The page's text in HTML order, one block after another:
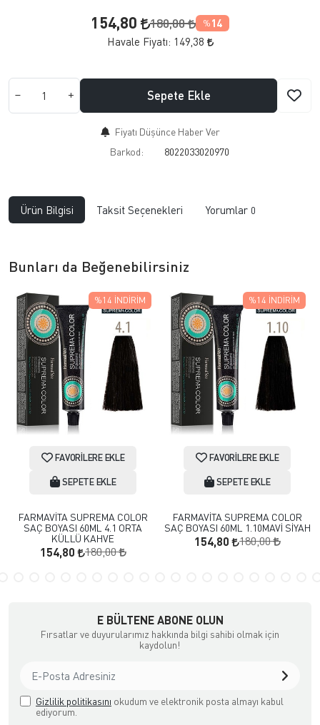
154,80 180,00 % 14
Havale Fiyatı: 149,38
Sepete Ekle
Fiyatı Düşünce Haber Ver
Barkod:
8022033020970
Ürün Bilgisi Taksit Seçenekleri Yorumlar 0
Bunları da Beğenebilirsiniz
FAVORILERE EKLE
SEPETE EKLE
FARMAVİTA SUPREMA COLOR
SAÇ BOYASI 60ML 4.1 ORTA
KÜLLÜ KAHVE
154,80 180,00
%14 İNDIRIM
FAVORILERE EKLE
SEPETE EKLE
FARMAVİTA SUPREMA COLOR
SAÇ BOYASI 60ML 1.10MAVİ SİYAH
154,80 180,00
%14 İNDIRIM
E BÜLTENE ABONE OLUN
Fırsatlar ve duyurularımız hakkında bilgi sahibi olmak için
kaydolun!
Gizlilik politikasını okudum ve elektronik posta almayı kabul
ediyorum.